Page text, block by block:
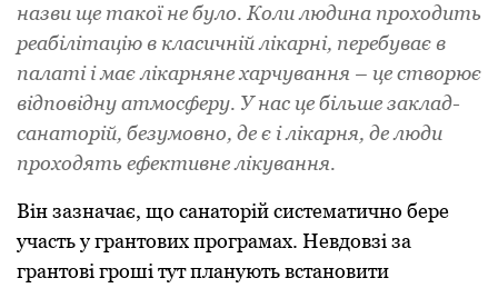
назви ще такої не було. Коли людина проходить
реабілітацію в класичній лікарні, перебуває в
палаті і має лікарняне харчування – це створює
відповідну атмосферу. У нас це більше заклад-
санаторій, безумовно, де є і лікарня, де люди
проходять ефективне лікування.
Він зазначає, що санаторій систематично бере
участь у грантових програмах. Невдовзі за
грантові гроші тут планують встановити